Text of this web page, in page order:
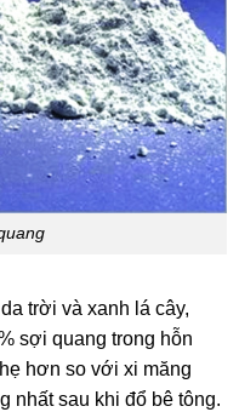
trời và xanh lá cây,
sợi quang trong hỗn
hơn so với xi măng
nhất sau khi đổ bê tông.